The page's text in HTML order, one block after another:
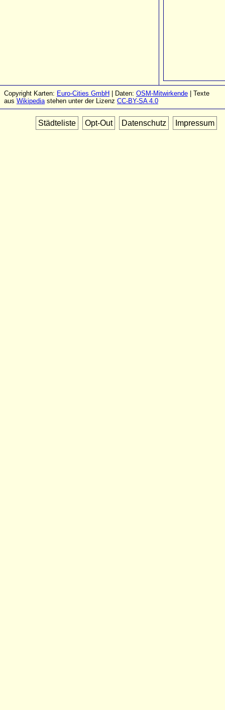
Copyright Karten: Euro-Cities GmbH | Daten: OSM-Mitwirkende | Texte
aus Wikipediastehen unter der Lizenz CC-BY-SA 4.0
Städteliste Opt-Out Datenschutz Impressum